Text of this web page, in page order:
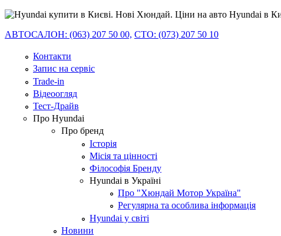
АВТОСАЛОН: (063) 207 50 00, СТО: (073) 207 50 10
Контакти
Запис на сервіс
Trade-in
Відеоогляд
Тест-Драйв
Про Hyundai
Про бренд
Історія
Місія та цінності
Філософія Бренду
Hyundai в Україні
Про "Хюндай Мотор Україна"
Регулярна та особлива інформація
Hyundai у світі
Новини